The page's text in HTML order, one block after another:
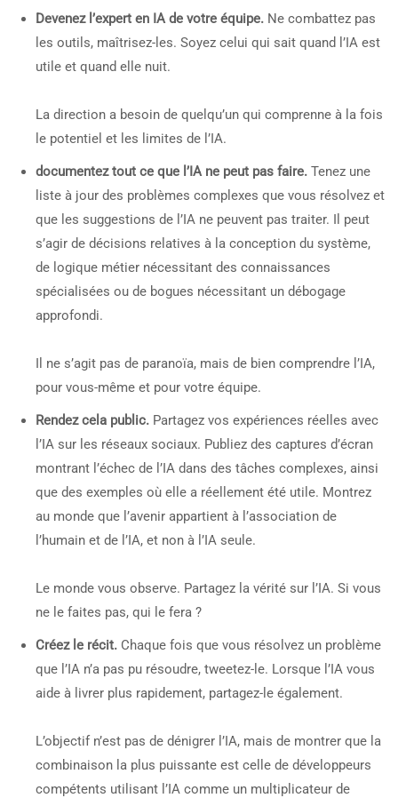
Devenez l’expert en IA de votre équipe. Ne combattez pas
les outils, maîtrisez-les. Soyez celui qui sait quand l’IA est
utile et quand elle nuit.
La direction a besoin de quelqu’un qui comprenne à la fois
le potentiel et les limites de l’IA.
documentez tout ce que l’IA ne peut pas faire. Tenez une
liste à jour des problèmes complexes que vous résolvez et
que les suggestions de l’IA ne peuvent pas traiter. Il peut
s’agir de décisions relatives à la conception du système,
de logique métier nécessitant des connaissances
spécialisées ou de bogues nécessitant un débogage
approfondi.
Il ne s’agit pas de paranoïa, mais de bien comprendre l’IA,
pour vous-même et pour votre équipe.
Rendez cela public. Partagez vos expériences réelles avec
l’IA sur les réseaux sociaux. Publiez des captures d’écran
montrant l’échec de l’IA dans des tâches complexes, ainsi
que des exemples où elle a réellement été utile. Montrez
au monde que l’avenir appartient à l’association de
l’humain et de l’IA, et non à l’IA seule.
Le monde vous observe. Partagez la vérité sur l’IA. Si vous
ne le faites pas, qui le fera ?
Créez le récit. Chaque fois que vous résolvez un problème
que l’IA n’a pas pu résoudre, tweetez-le. Lorsque l’IA vous
aide à livrer plus rapidement, partagez-le également.
L’objectif n’est pas de dénigrer l’IA, mais de montrer que la
combinaison la plus puissante est celle de développeurs
compétents utilisant l’IA comme un multiplicateur de